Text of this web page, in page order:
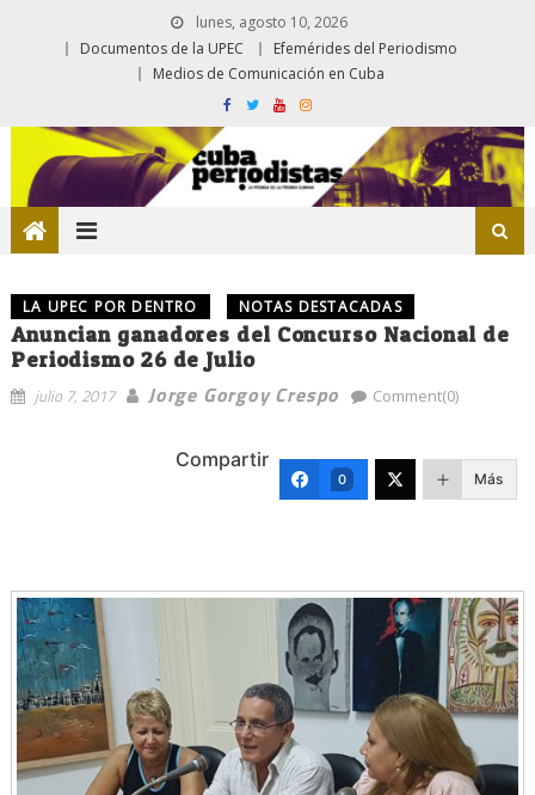
lunes, agosto 10, 2026
Documentos de la UPEC
Efemérides del Periodismo
Medios de Comunicación en Cuba
LA UPEC POR DENTRO NOTAS DESTACADAS
Anuncian ganadores del Concurso Nacional de
Periodismo 26 de Julio
julio 7, 2017 Jorge Gorgoy Crespo Comment(0)
Compartir
0 Más